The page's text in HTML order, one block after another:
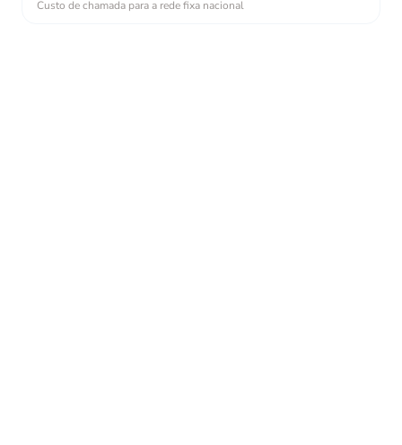
Custo de chamada para a rede fixa nacional